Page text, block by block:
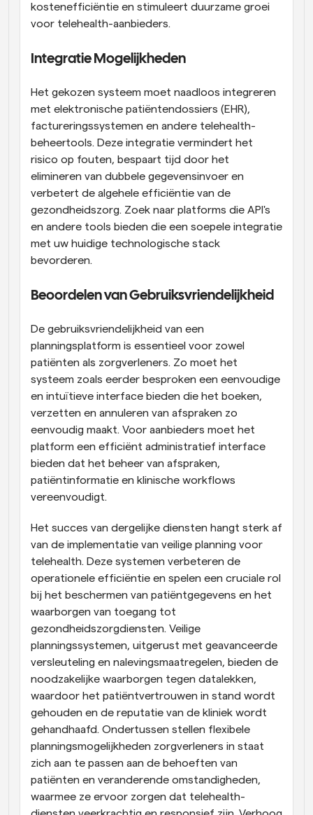
kostenefficiëntie en stimuleert duurzame groei
voor telehealth-aanbieders.
Integratie Mogelijkheden
Het gekozen systeem moet naadloos integreren
met elektronische patiëntendossiers (EHR),
factureringssystemen en andere telehealth-
beheertools. Deze integratie vermindert het
risico op fouten, bespaart tijd door het
elimineren van dubbele gegevensinvoer en
verbetert de algehele efficiëntie van de
gezondheidszorg. Zoek naar platforms die API's
en andere tools bieden die een soepele integratie
met uw huidige technologische stack
bevorderen.
Beoordelen van Gebruiksvriendelijkheid
De gebruiksvriendelijkheid van een
planningsplatform is essentieel voor zowel
patiënten als zorgverleners. Zo moet het
systeem zoals eerder besproken een eenvoudige
en intuïtieve interface bieden die het boeken,
verzetten en annuleren van afspraken zo
eenvoudig maakt. Voor aanbieders moet het
platform een efficiënt administratief interface
bieden dat het beheer van afspraken,
patiëntinformatie en klinische workflows
vereenvoudigt.
Het succes van dergelijke diensten hangt sterk af
van de implementatie van veilige planning voor
telehealth. Deze systemen verbeteren de
operationele efficiëntie en spelen een cruciale rol
bij het beschermen van patiëntgegevens en het
waarborgen van toegang tot
gezondheidszorgdiensten. Veilige
planningssystemen, uitgerust met geavanceerde
versleuteling en nalevingsmaatregelen, bieden de
noodzakelijke waarborgen tegen datalekken,
waardoor het patiëntvertrouwen in stand wordt
gehouden en de reputatie van de kliniek wordt
gehandhaafd. Ondertussen stellen flexibele
planningsmogelijkheden zorgverleners in staat
zich aan te passen aan de behoeften van
patiënten en veranderende omstandigheden,
waarmee ze ervoor zorgen dat telehealth-